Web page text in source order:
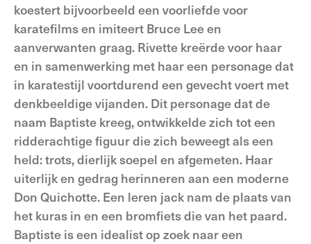
koestert bijvoorbeeld een voorliefde voor
karatefilms en imiteert Bruce Lee en
aanverwanten graag. Rivette kreërde voor haar
en in samenwerking met haar een personage dat
in karatestijl voortdurend een gevecht voert met
denkbeeldige vijanden. Dit personage dat de
naam Baptiste kreeg, ontwikkelde zich tot een
ridderachtige figuur die zich beweegt als een
held: trots, dierlijk soepel en afgemeten. Haar
uiterlijk en gedrag herinneren aan een moderne
Don Quichotte. Een leren jack nam de plaats van
het kuras in en een bromfiets die van het paard.
Baptiste is een idealist op zoek naar een